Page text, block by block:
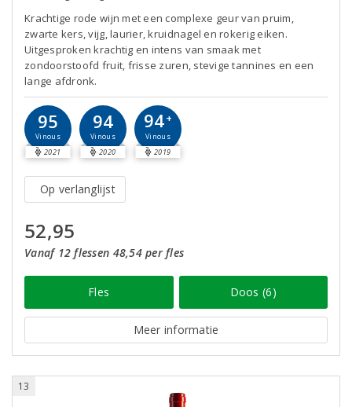
Krachtige rode wijn met een complexe geur van pruim,
zwarte kers, vijg, laurier, kruidnagel en rokerig eiken.
Uitgesproken krachtig en intens van smaak met
zondoorstoofd fruit, frisse zuren, stevige tannines en een
lange afdronk.
95
Vinous
2021
94
Vinous
2020
94+
Vinous
2019
Op verlanglijst
52,95
Vanaf 12 flessen 48,54 per fles
Fles Doos (6)
Meer informatie
13